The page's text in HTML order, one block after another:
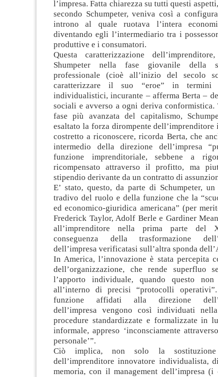
l’impresa. Fatta chiarezza su tutti questi
secondo Schumpeter, veniva così a
introno al quale ruotava l’intera
diventando egli l’intermediario tra i
produttive e i consumatori.
Questa caratterizzazione
Shumpeter nella fase giovanile della
professionale (cioè all’inizio del secolo
caratterizzare il suo “eroe” in termini
individualistici, incurante – afferma Berta –
sociali e avverso a ogni deriva conformistica.
fase più avanzata del capitalismo,
esaltato la forza dirompente dell’imprenditore
costretto a riconoscere, ricorda Berta, che
intermedio della direzione dell’impresa
funzione imprenditoriale, sebbene a
ricompensato attraverso il profitto, ma
stipendio derivante da un contratto di
E’ stato, questo, da parte di Schumpeter,
tradivo del ruolo e della funzione che la
ed economico-giuridica americana” (per
Frederick Taylor, Adolf Berle e Gardiner
all’imprenditore nella prima parte del
conseguenza della trasformazione
dell’impresa verificatasi sull’altra sponda
In America, l’innovazione è stata percepita
dell’organizzazione, che rende superfluo
l’apporto individuale, quando questo
all’interno di precisi “protocolli
funzione affidati alla direzione
dell’impresa vengono così individuati
procedure standardizzate e formalizzate in
informale, appreso ‘inconsciamente
personale’”.
Ciò implica, non solo la
dell’imprenditore innovatore individualista,
memoria, con il management dell’impresa (i